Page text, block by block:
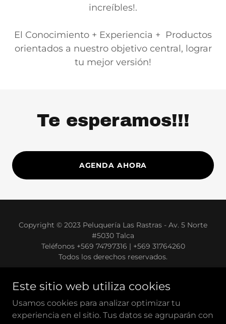
increíbles!.
El Conocimiento + Experiencia + Productos
orientados a nuestro objetivo central, lograr
tu mejor versión!
Te esperamos!!!
AGENDA AHORA
Copyright © 2023 Peluquería Las Rastras - Av. 5 Norte
#5030 Talca
Teléfonos +569 74797316 | +569 31764260
Todos los derechos reservados.
Con tecnología de
Este sitio web utiliza cookies
Usamos cookies para analizar optimizar tu
experiencia en el sitio. Tus datos se agruparán con